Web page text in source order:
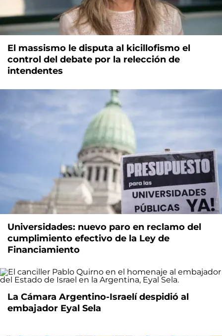
El massismo le disputa al kicillofismo el
control del debate por la relección de
intendentes
Universidades: nuevo paro en reclamo del
cumplimiento efectivo de la Ley de
Financiamiento
La Cámara Argentino-Israelí despidió al
embajador Eyal Sela